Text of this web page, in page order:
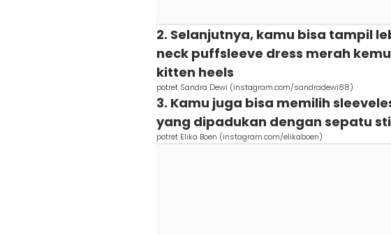
2. Selanjutnya, kamu bisa tampil
neck puffsleeve dress merah
kitten heels
potret Sandra Dewi (instagram.com/sandradewi88)
3. Kamu juga bisa memilih
yang dipadukan dengan sepatu
potret Elika Boen (instagram.com/elikaboen)